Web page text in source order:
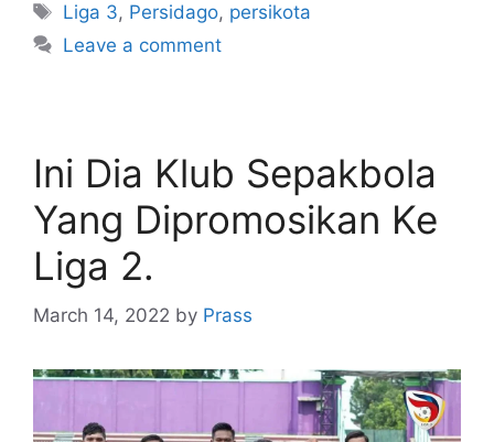
Liga 3, Persidago, persikota
Leave a comment
Ini Dia Klub Sepakbola
Yang Dipromosikan Ke
Liga 2.
March 14, 2022 by Prass